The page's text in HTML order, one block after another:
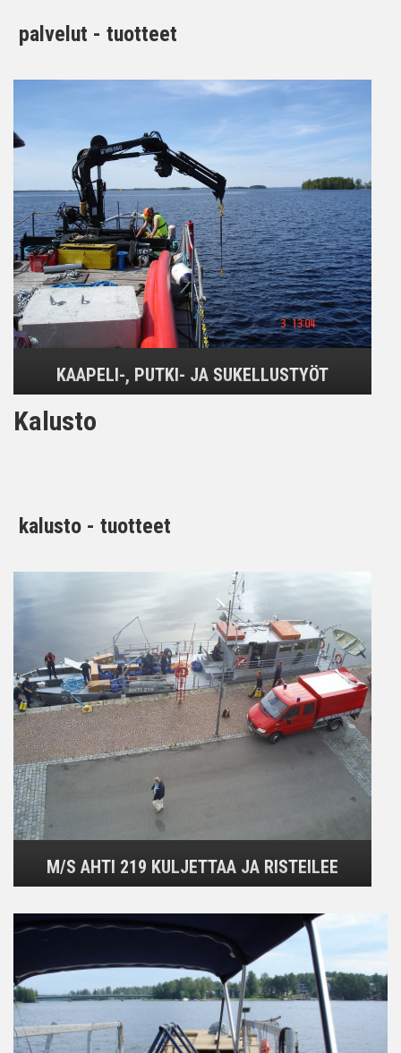
palvelut - tuotteet
KAAPELI-, PUTKI- JA SUKELLUSTYÖT
Kalusto
kalusto - tuotteet
M/S AHTI 219 KULJETTAA JA RISTEILEE